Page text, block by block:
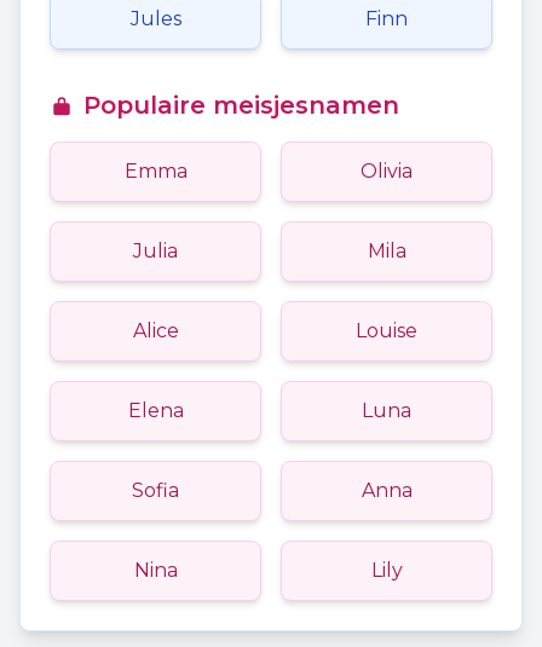
Jules Finn
Populaire meisjesnamen
Emma Olivia
Julia Mila
Alice Louise
Elena Luna
Sofia Anna
Nina Lily